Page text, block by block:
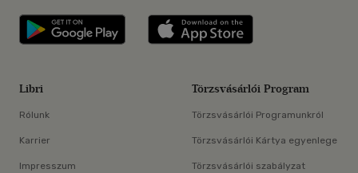
Libri applikáció Szerezd meg: Google
Libri
Rólunk
Karrier
Impresszum
Törzsvásárlói Program
Törzsvásárlói Programunkról
Törzsvásárlói Kártya egyenlege
Törzsvásárlói szabályzat